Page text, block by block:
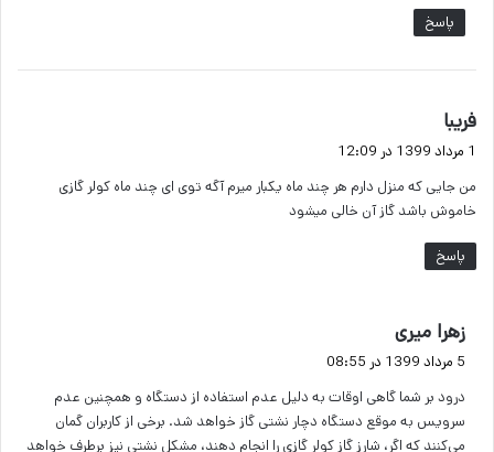
پاسخ
فریبا
:
1 مرداد 1399 در 12:09
من جایی که منزل دارم هر چند ماه یکبار میرم آگه توی ای چند ماه کولر گازی
خاموش باشد گاز آن خالی میشود
پاسخ
زهرا میری
ف
:
5 مرداد 1399 در 08:55
درود بر شما گاهی اوقات به دلیل عدم استفاده از دستگاه و همچنین عدم
سرویس به موقع دستگاه دچار نشتی گاز خواهد شد. برخی از کاربران گمان
می‌کنند که اگر، شارز گاز کولر گازی را انجام دهند، مشکل نشتی نیز برطرف خواهد